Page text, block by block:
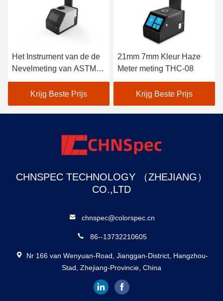
21mm 7mm Kleur Haze
Meter meting THC-08
Krijg Beste Prijs
400-700nm 10nm
Transmittance And Haze
Meter Astm D1003 THC-
Krijg Beste Prijs
CHNSPEC TECHNOLOGY （ZHEJIANG）
CO.,LTD
chnspec@colorspec.cn
86--13732210605
Nr 166 van Wenyuan-Road, Jianggan-District, Hangzhou-
Stad, Zhejiang-Provincie, China